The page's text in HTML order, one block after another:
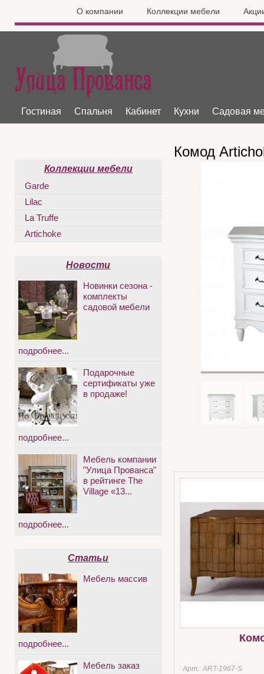
О компании Коллекции мебели
Гостиная Спальня Кабинет Кухни Садовая
Комод
Арт.: ART-1967-S
Коллекции мебели
Garde
Lilac
La Truffe
Artichoke
Новости
Новинки сезона -
комплекты
садовой мебели
подробнее...
Подарочные
сертификаты уже
в продаже!
подробнее...
Мебель компании
"Улица Прованса"
в рейтинге The
Village «13...
подробнее...
Статьи
Мебель массив
подробнее...
Мебель заказ